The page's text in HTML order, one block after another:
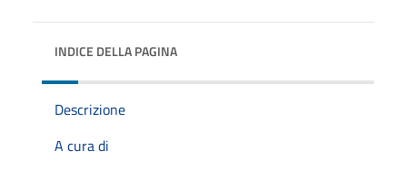
INDICE DELLA PAGINA
Descrizione
A cura di